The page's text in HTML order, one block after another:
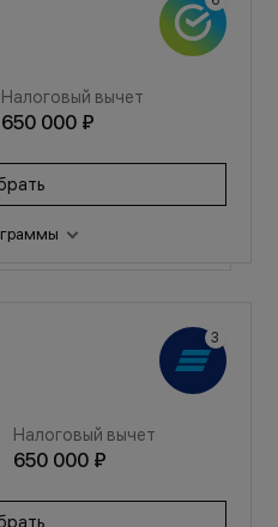
Налоговый вычет
650 000 ₽
650 000 ₽
Налоговый вычет
650 000 ₽